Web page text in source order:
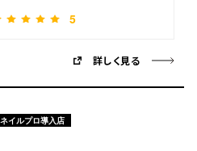
5
詳しく見る
イルプロ導入店